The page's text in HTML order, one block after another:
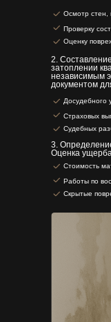
2.
затоплении
независимым
документом
Осмотр стен,
Проверку
Оценку
Досудебного
Страховых
Судебных
3.
Оценка
Стоимость
Работы по
Скрытые